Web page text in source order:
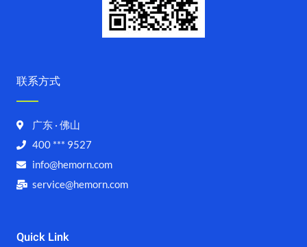
Quick Link
联系方式
广东 · 佛山
400 *** 9527
info@hemorn.com
service@hemorn.com